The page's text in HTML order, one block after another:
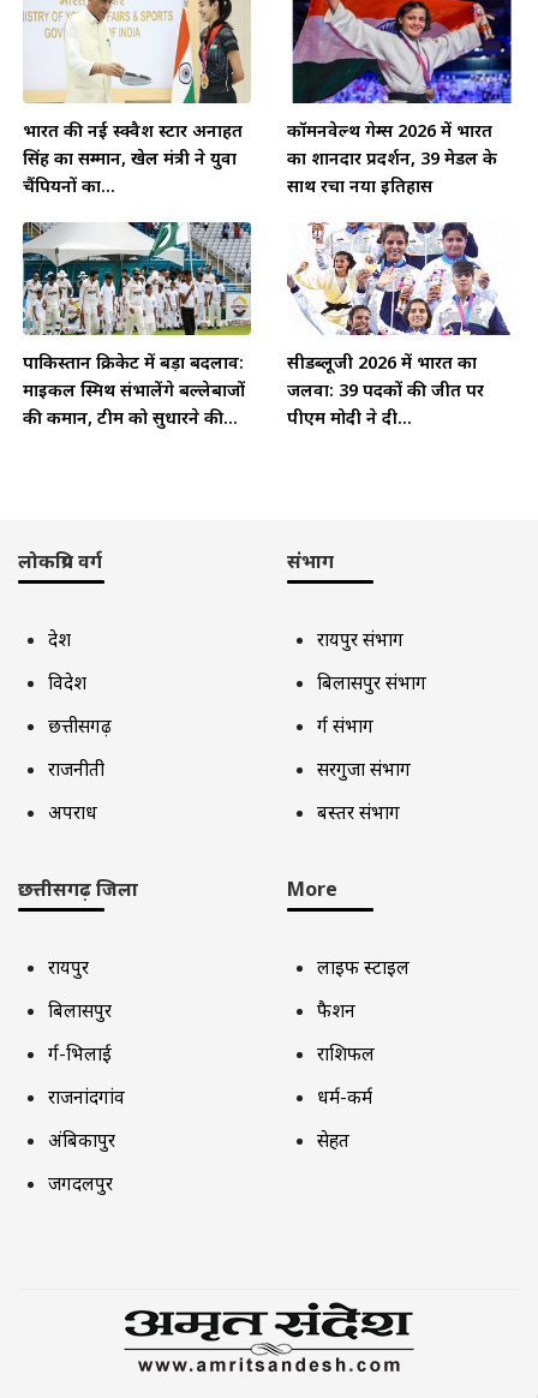
भारत की नई स्क्वैश स्टार अनाहत
सिंह का सम्मान, खेल मंत्री ने युवा
चैंपियनों का...
कॉमनवेल्थ गेम्स 2026 में भारत
का शानदार प्रदर्शन, 39 मेडल के
साथ रचा नया इतिहास
पाकिस्तान क्रिकेट में बड़ा बदलाव:
माइकल स्मिथ संभालेंगे बल्लेबाजों
की कमान, टीम को सुधारने की...
सीडब्लूजी 2026 में भारत का
जलवा: 39 पदकों की जीत पर
पीएम मोदी ने दी...
लोकप्रिय वर्ग
देश
विदेश
छत्तीसगढ़
राजनीती
अपराध
संभाग
रायपुर संभाग
बिलासपुर संभाग
दुर्ग संभाग
सरगुजा संभाग
बस्तर संभाग
छत्तीसगढ़ जिला
रायपुर
बिलासपुर
दुर्ग-भिलाई
राजनांदगांव
अंबिकापुर
जगदलपुर
More
लाइफ स्टाइल
फैशन
राशिफल
धर्म-कर्म
सेहत